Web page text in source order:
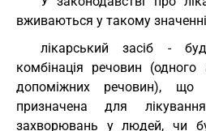
вживаються у такому
лікарський засіб -
комбінація речовин
допоміжних речовин), що
призначена для
захворювань у людей, чи